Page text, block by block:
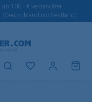
ab 100,- € versandfrei
(Deutschland nur Festland)
Du hast 0